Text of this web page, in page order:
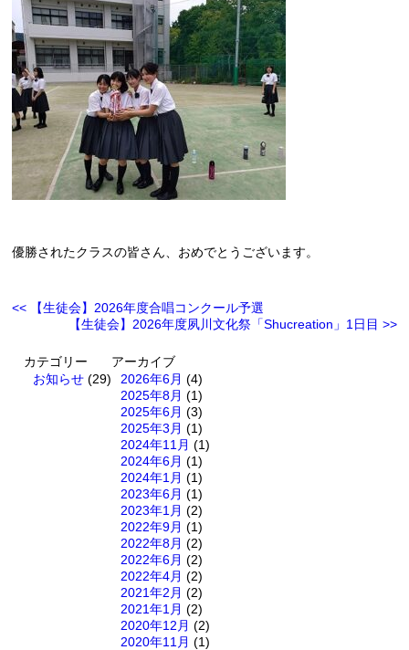
優勝されたクラスの皆さん、おめでとうございます。
<< 【生徒会】2026年度合唱コンクール予選
【生徒会】2026年度夙川文化祭「Shucreation」1日目 >>
カテゴリー
お知らせ (29)
アーカイブ
2026年6月 (4)
2025年8月 (1)
2025年6月 (3)
2025年3月 (1)
2024年11月 (1)
2024年6月 (1)
2024年1月 (1)
2023年6月 (1)
2023年1月 (2)
2022年9月 (1)
2022年8月 (2)
2022年6月 (2)
2022年4月 (2)
2021年2月 (2)
2021年1月 (2)
2020年12月 (2)
2020年11月 (1)